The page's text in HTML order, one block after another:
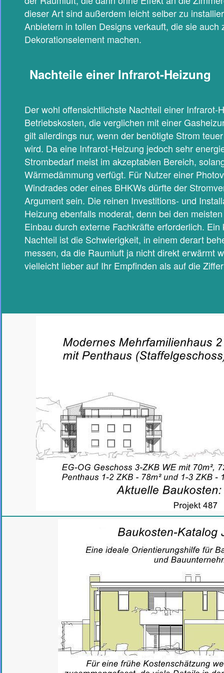
dieser Art sind außerdem leicht selber zu
Anbietern in tollen Designs verkauft, die sie auch
Dekorationselement machen.
Nachteile einer Infrarot-Heizung
Der wohl offensichtlichste Nachteil einer Infrarot-
Betriebskosten, die verglichen mit einer
gilt allerdings nur, wenn der benötigte Strom
wird. Da eine Infrarot-Heizung jedoch sehr
Strombedarf meist im akzeptablen Bereich,
Wärmedämmung verfügt. Für Nutzer einer
Windrades oder eines BHKWs dürfte der
Argument sein. Die reinen Investitions- und
Heizung ebenfalls moderat, denn bei den
Einbau durch externe Fachkräfte erforderlich.
Nachteil ist die Schwierigkeit, in einem derart
messen, da die Raumluft ja nicht direkt erwärmt
vielleicht lieber auf Ihr Empfinden als auf die